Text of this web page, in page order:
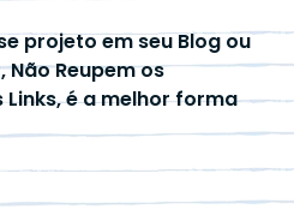
projeto em seu Blog ou
Reupem os
Links, é a melhor forma